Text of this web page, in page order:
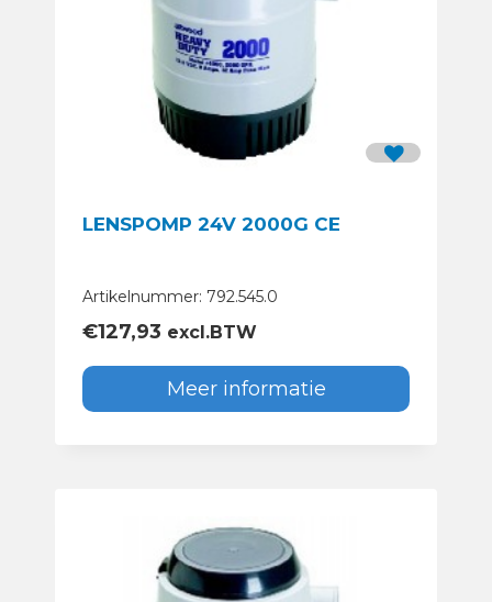
LENSPOMP 24V 2000G CE
Artikelnummer: 792.545.0
€127,93 excl.BTW
Meer informatie